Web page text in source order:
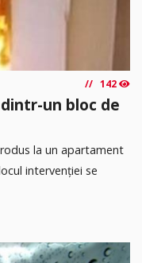
142
un bloc de
la un apartament
intervenției se